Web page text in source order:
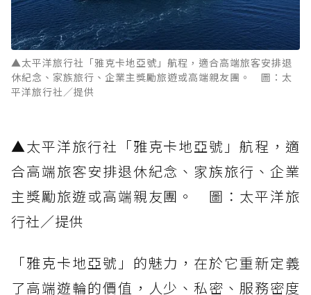
▲太平洋旅行社「雅克卡地亞號」航程，適合高端旅客安排退
休紀念、家族旅行、企業主獎勵旅遊或高端親友團。 圖：太
平洋旅行社／提供
▲太平洋旅行社「雅克卡地亞號」航程，適
合高端旅客安排退休紀念、家族旅行、企業
主獎勵旅遊或高端親友團。 圖：太平洋旅
行社／提供
「雅克卡地亞號」的魅力，在於它重新定義
了高端遊輪的價值，人少、私密、服務密度